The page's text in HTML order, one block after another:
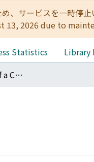
め、サービスを一時
13, 2026 due to
Statistics
Library
0133 Localization of a Complex